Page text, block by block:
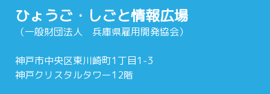
ひょうご・しごと情報広場
（一般財団法人 兵庫県雇用開発協会）
神戸市中央区東川崎町1丁目1-3
神戸クリスタルタワー12階